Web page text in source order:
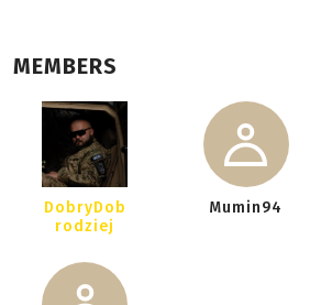
MEMBERS
DobryDob
rodziej
Mumin94